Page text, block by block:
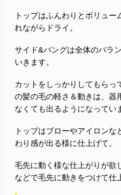
トップはふんわりとボリュー
れながらドライ。
サイド&バングは全体のバラ
いきます。
カットをしっかりしてもらっ
の髪の毛の軽さ＆動きは、器
なくても出るようになってい
トップはブローやアイロンな
わり感が出る様に仕上げて。
毛先に動く様な仕上がりが欲
などで毛先に動きをつけて仕